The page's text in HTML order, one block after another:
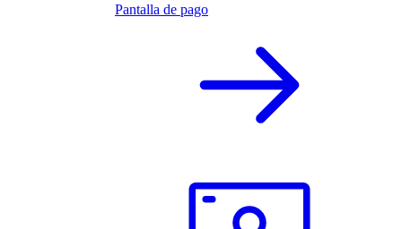
Pantalla de pago